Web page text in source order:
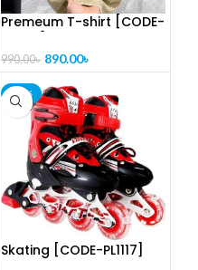
Premeum T-shirt [CODE-
990.00৳ 890.00৳
-16%
Skating [CODE-PL1117]